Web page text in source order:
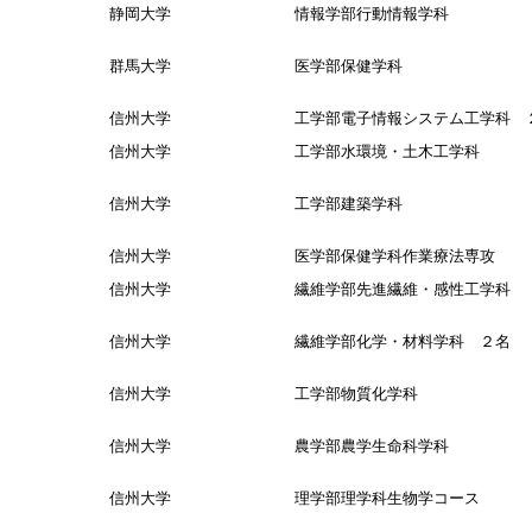
静岡大学 情報学部行動情報学科
群馬大学 医学部保健学科
信州大学 工学部電子情報システム工学科
信州大学 工学部水環境・土木工学科
信州大学 工学部建築学科
信州大学 医学部保健学科作業療法専攻
信州大学 繊維学部先進繊維・感性工学科
信州大学 繊維学部化学・材料学科 ２名
信州大学 工学部物質化学科
信州大学 農学部農学生命科学科
信州大学 理学部理学科生物学コース